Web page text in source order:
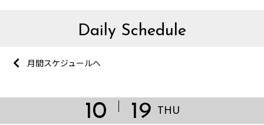
Daily Schedule
月間スケジュールへ
10 19 THU